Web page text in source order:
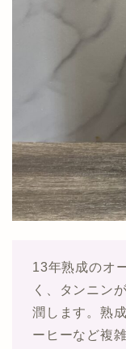
13年熟成のオ
く、タンニン
潤します。熟
ーヒーなど複